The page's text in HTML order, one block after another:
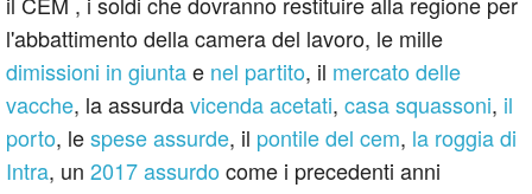
l'abbattimento della camera del lavoro, le mille
dimissioni in giuntae nel partito, il mercato delle
vacche, la assurdavicenda acetati, casa squassoni, il
porto, lespese assurde, il pontile del cem, la roggia di
Intra, un 2017 assurdocome i precedenti anni